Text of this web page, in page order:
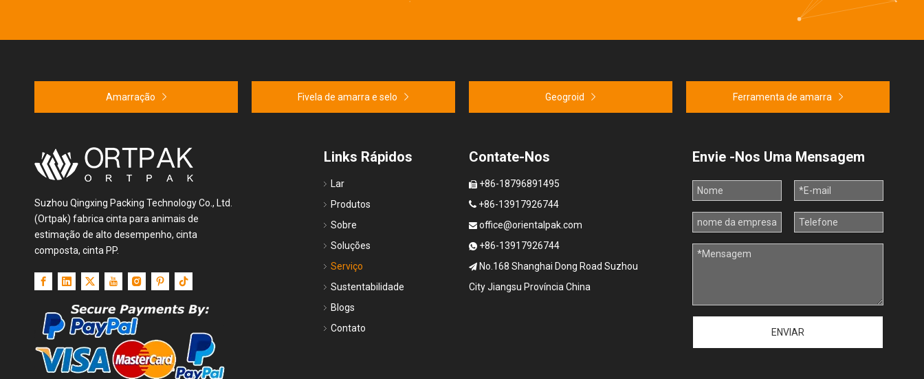
Amarração Fivela de amarra e selo Geogroid Ferramenta de amarra
Suzhou Qingxing Packing Technology Co., Ltd.
(Ortpak) fabrica cinta para animais de
estimação de alto desempenho, cinta
composta, cinta PP.
Links Rápidos
Lar
Produtos
Sobre
Soluções
Serviço
Sustentabilidade
Blogs
Contato
Contate-Nos
+86-18796891495
+86-13917926744
 office@orientalpak.com
 +86-13917926744
No.168 Shanghai Dong Road Suzhou
City Jiangsu Província China
Envie -Nos Uma Mensagem
ENVIAR